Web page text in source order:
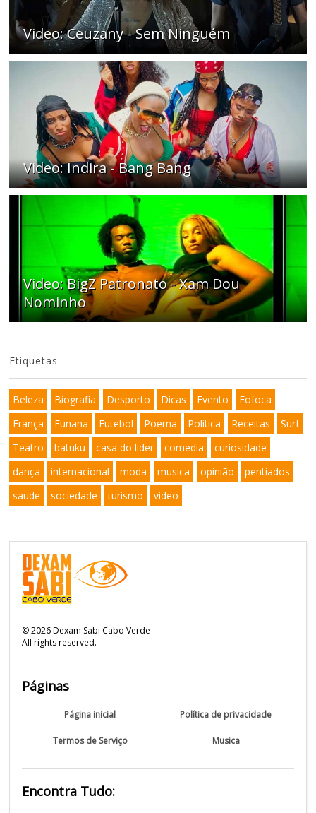
Video: Ceuzany - Sem Ninguém
Video: Indira - Bang Bang
Video: BigZ Patronato - Xam Dou
Nominho
Etiquetas
Beleza Biografia Desporto Dicas Evento
Fofoca
França
Funana Futebol Poema Politica Receitas
Surf
Teatro
batuku casa do lider comedia
curiosidade
dança
internacional moda musica opinião
pentiados
saude
sociedade turismo video
©2026Dexam Sabi Cabo Verde
All rights reserved.
Páginas
Página inicial Política de privacidade
Termos de Serviço Musica
Encontra Tudo: